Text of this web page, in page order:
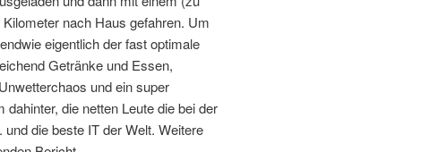
nach Haus gefahren. Um
eigentlich der fast optimale
Getränke und Essen,
und ein super
die netten Leute die bei der
die beste IT der Welt. Weitere